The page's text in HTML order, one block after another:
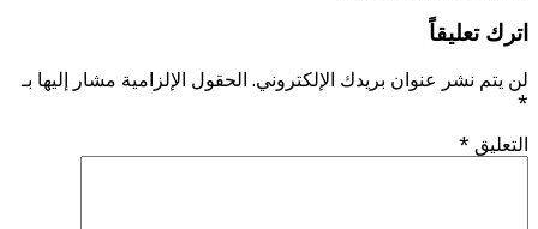
اترك تعليقاً
لن يتم نشر عنوان بريدك الإلكتروني. الحقول الإلزامية مشار إليها بـ
*
التعليق *